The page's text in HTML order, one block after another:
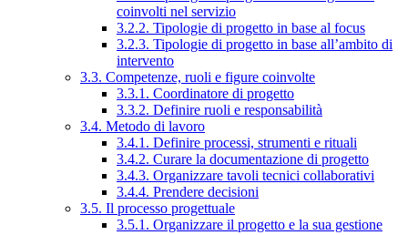
coinvolti nel servizio
3.2.2. Tipologie di progetto in base al focus
3.2.3. Tipologie di progetto in base all’ambito di
intervento
3.3. Competenze, ruoli e figure coinvolte
3.3.1. Coordinatore di progetto
3.3.2. Definire ruoli e responsabilità
3.4. Metodo di lavoro
3.4.1. Definire processi, strumenti e rituali
3.4.2. Curare la documentazione di progetto
3.4.3. Organizzare tavoli tecnici collaborativi
3.4.4. Prendere decisioni
3.5. Il processo progettuale
3.5.1. Organizzare il progetto e la sua gestione